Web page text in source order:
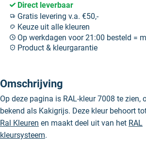
Direct leverbaar
Gratis levering v.a. €50,-
Keuze uit alle kleuren
Op werkdagen voor 21:00 besteld =
Product & kleurgarantie
Omschrijving
Op deze pagina is RAL-kleur 7008 te zien,
bekend als Kakigrijs. Deze kleur behoort
Ral Kleuren en maakt deel uit van het RAL
kleursysteem.